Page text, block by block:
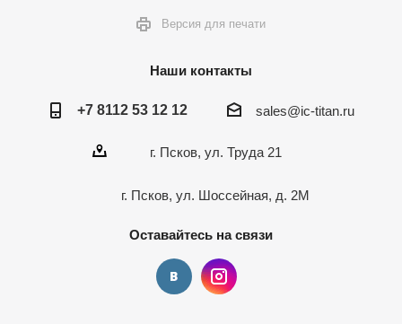
Версия для печати
Наши контакты
+7 8112 53 12 12 sales@ic-titan.ru
г. Псков, ул. Труда 21
г. Псков, ул. Шоссейная, д. 2М
Оставайтесь на связи